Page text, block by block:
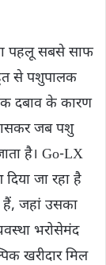
पहलू सबसे साफ
से पशुपालक
दबाव के कारण
जब पशु
है। Go-LX
जा रहा है
जहां उसका
भरोसेमंद
खरीदार मिल